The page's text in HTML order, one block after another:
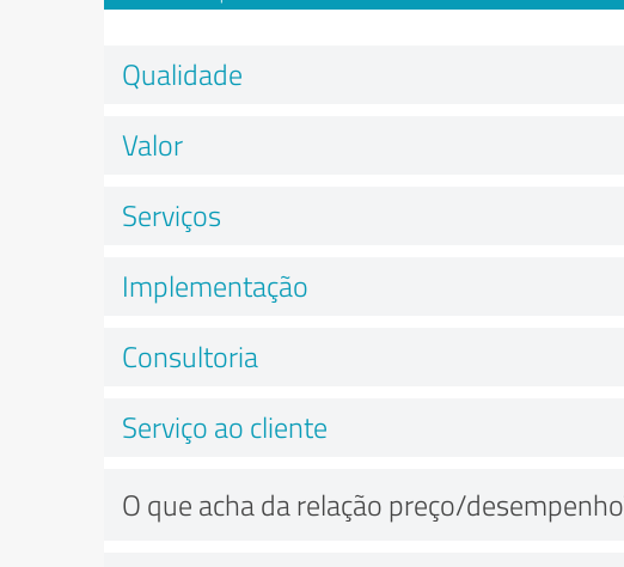
Qualidade
Valor
Serviços
Implementação
Consultoria
Serviço ao cliente
O que acha da relação preço/